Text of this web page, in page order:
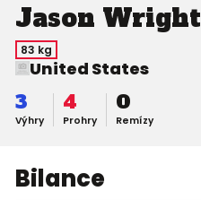
Jason Wright
83 kg
United States
Výhry
3
Prohry
4
Remízy
0
Bilance